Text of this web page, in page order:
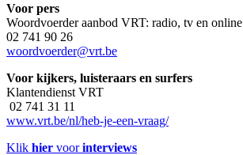
Voor pers
Woordvoerder aanbod VRT: radio, tv en online
02 741 90 26
woordvoerder@vrt.be
Voor kijkers, luisteraars en surfers
Klantendienst VRT
02 741 31 11
www.vrt.be/nl/heb-je-een-vraag/
Klik hier voorinterviews